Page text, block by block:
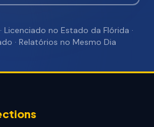
Licenciado no Estado da Flórida ·
· Relatórios no Mesmo Dia